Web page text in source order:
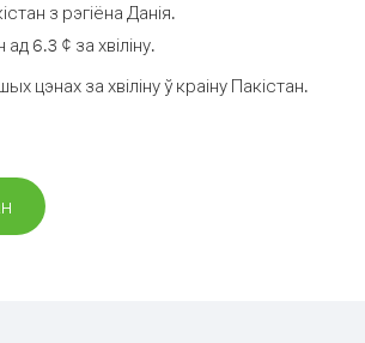
з рэгіёна Данія.
6.3 ¢ за хвіліну.
за хвіліну ў краіну Пакістан.